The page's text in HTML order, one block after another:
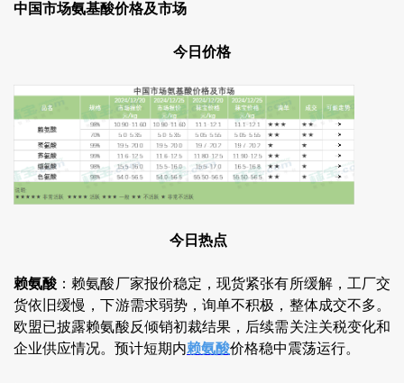
中国市场氨基酸价格及市场
今日价格
今日热点
赖氨酸 ：赖氨酸厂家报价稳定，现货紧张有所缓解，工厂交
货依旧缓慢，下游需求弱势，询单不积极，整体成交不多。
欧盟已披露赖氨酸反倾销初裁结果，后续需关注关税变化和
企业供应情况。预计短期内赖氨酸价格稳中震荡运行。